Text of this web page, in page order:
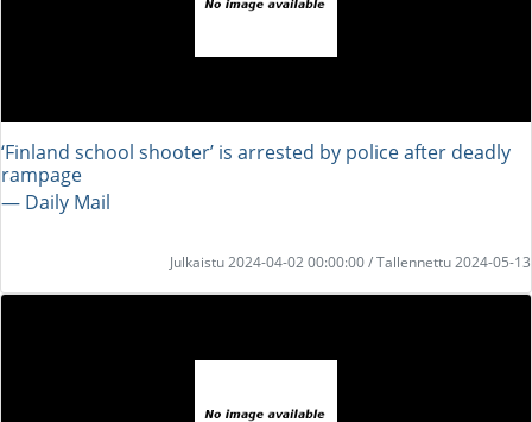
‘Finland school shooter’ is arrested by police after deadly
rampage
― Daily Mail
Julkaistu 2024-04-02 00:00:00 / Tallennettu 2024-05-13